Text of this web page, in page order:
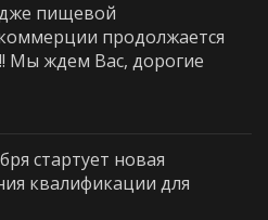
пищевой
продолжается
Мы ждем Вас, дорогие
стартует новая
квалификации для